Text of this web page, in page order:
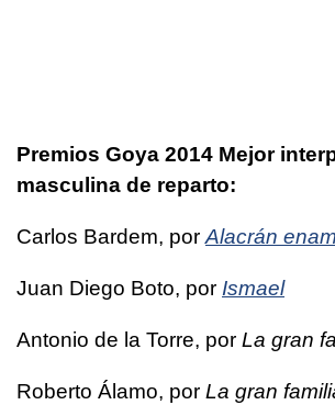
Premios Goya 2014 Mejor
masculina de reparto:
Carlos Bardem, porAlacrán
Juan Diego Boto, por Ismael
Antonio de la Torre, por La gran
Roberto Álamo, por La gran